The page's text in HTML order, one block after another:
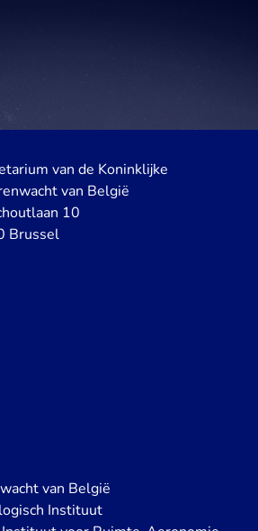
van de Koninklijke
van België
10
Brussel
van België
Instituut